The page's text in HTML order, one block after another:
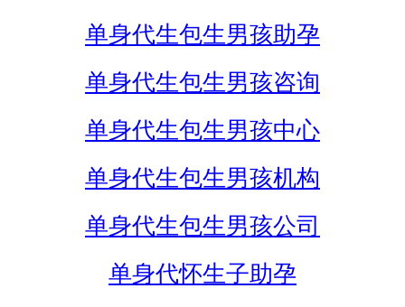
单身代生包生男孩助孕
单身代生包生男孩咨询
单身代生包生男孩中心
单身代生包生男孩机构
单身代生包生男孩公司
单身代怀生子助孕